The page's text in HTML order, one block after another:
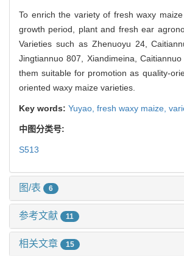
To enrich the variety of fresh waxy
growth period, plant and fresh ear
Varieties such as Zhenuoyu 24,
Jingtiannuo 807, Xiandimeina,
them suitable for promotion as quality-
oriented waxy maize varieties.
Key words: Yuyao, fresh waxy maize,
中图分类号:
S513
图/表 6
参考文献 11
相关文章 15